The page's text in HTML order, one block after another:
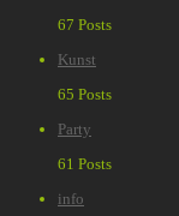
67 Posts
Kunst
65 Posts
Party
61 Posts
info